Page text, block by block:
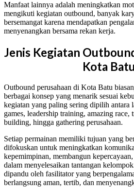
Manfaat lainnya adalah meningkatkan
mengikuti kegiatan outbound, banyak
bersemangat karena mendapatkan
menyenangkan bersama rekan kerja.
Jenis Kegiatan
Kota Batu
Outbound perusahaan di Kota Batu
berbagai konsep yang menarik sesuai
kegiatan yang paling sering dipilih antara
games, leadership training, amazing race,
building, hingga gathering perusahaan.
Setiap permainan memiliki tujuan yang
difokuskan untuk meningkatkan
kepemimpinan, membangun
dalam menyelesaikan tantangan
dipandu oleh fasilitator yang
berlangsung aman, tertib, dan